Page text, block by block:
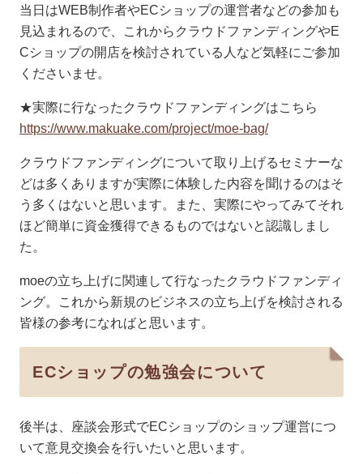
当日はWEB制作者やECショップの運営者などの参加も
見込まれるので、これからクラウドファンディングやE
Cショップの開店を検討されている人など気軽にご参加
くださいませ。
★実際に行なったクラウドファンディングはこちら
https://www.makuake.com/project/moe-bag/
クラウドファンディングについて取り上げるセミナーな
どは多くありますが実際に体験した内容を聞けるのはそ
う多くはないと思います。また、実際にやってみてそれ
ほど簡単に資金獲得できるものではないと認識しまし
た。
moeの立ち上げに関連して行なったクラウドファンディ
ング。これから新規のビジネスの立ち上げを検討される
皆様の参考になればと思います。
ECショップの勉強会について
後半は、座談会形式でECショップのショップ運営につ
いて意見交換会を行いたいと思います。